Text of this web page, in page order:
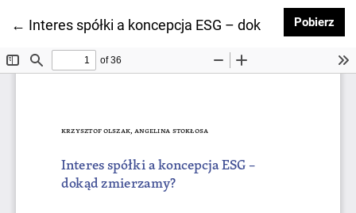
← Wróć do szczegółów artykułu
Interes spółki a koncepcja ESG – dokąd Pobierz